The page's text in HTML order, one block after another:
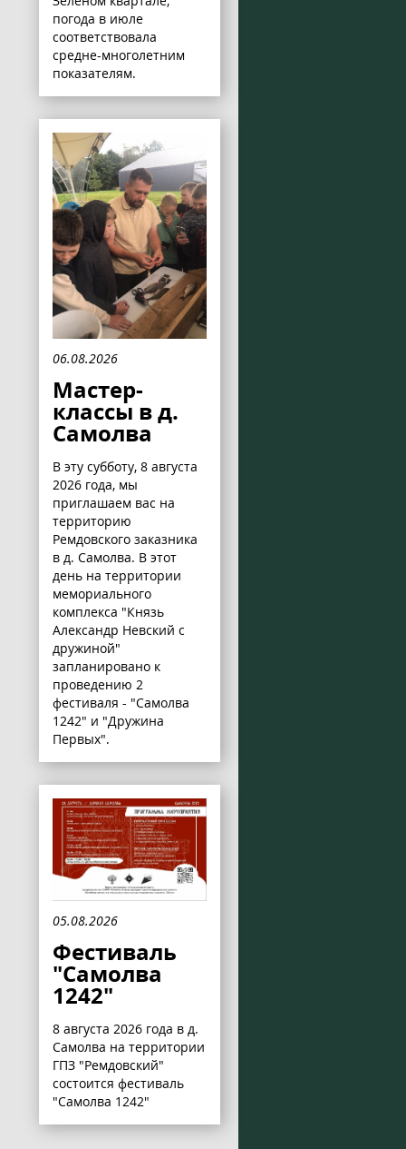
погода в июле
соответствовала
средне-многолетним
показателям.
06.08.2026
Мастер-
классы в д.
Самолва
В эту субботу, 8 августа
2026 года, мы
приглашаем вас на
территорию
Ремдовского заказника
в д. Самолва. В этот
день на территории
мемориального
комплекса "Князь
Александр Невский с
дружиной"
запланировано к
проведению 2
фестиваля - "Самолва
1242" и "Дружина
Первых".
05.08.2026
Фестиваль
"Самолва
1242"
8 августа 2026 года в д.
Самолва на территории
ГПЗ "Ремдовский"
состоится фестиваль
"Самолва 1242"